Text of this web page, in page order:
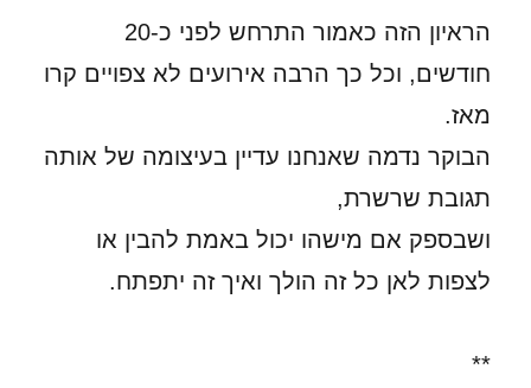
הראיון הזה כאמור התרחש לפני כ-20
חודשים, וכל כך הרבה אירועים לא צפויים קרו
מאז.
הבוקר נדמה שאנחנו עדיין בעיצומה של אותה
תגובת שרשרת,
ושבספק אם מישהו יכול באמת להבין או
לצפות לאן כל זה הולך ואיך זה יתפתח.
**